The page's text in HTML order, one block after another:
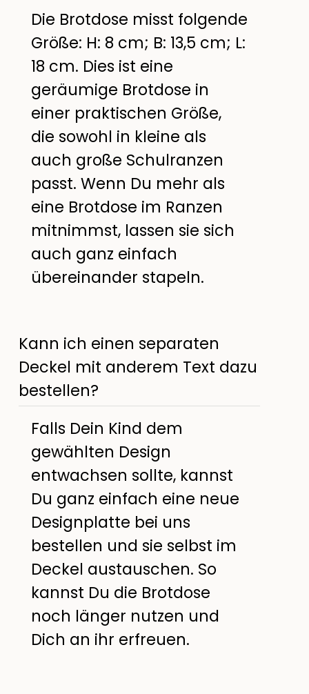
Die Brotdose misst folgende
Größe: H: 8 cm; B: 13,5 cm; L:
18 cm. Dies ist eine
geräumige Brotdose in
einer praktischen Größe,
die sowohl in kleine als
auch große Schulranzen
passt. Wenn Du mehr als
eine Brotdose im Ranzen
mitnimmst, lassen sie sich
auch ganz einfach
übereinander stapeln.
Kann ich einen separaten
Deckel mit anderem Text dazu
bestellen?
Falls Dein Kind dem
gewählten Design
entwachsen sollte, kannst
Du ganz einfach eine neue
Designplatte bei uns
bestellen und sie selbst im
Deckel austauschen. So
kannst Du die Brotdose
noch länger nutzen und
Dich an ihr erfreuen.